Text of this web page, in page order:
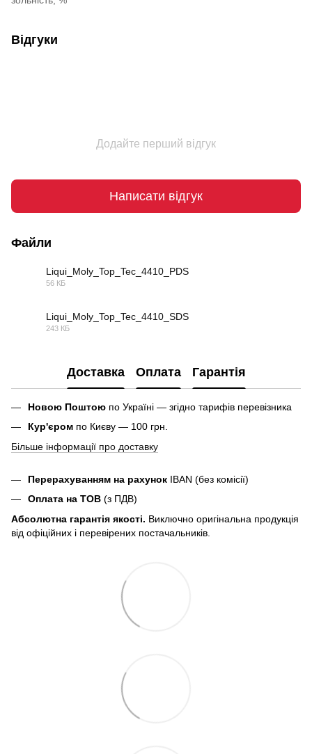
Відгуки
Додайте перший відгук
Написати відгук
Файли
Liqui_Moly_Top_Tec_4410_PDS
56 КБ
Liqui_Moly_Top_Tec_4410_SDS
243 КБ
Доставка Оплата Гарантія
Новою Поштою по Україні — згідно тарифів перевізника
Кур'єром по Києву — 100 грн.
Більше інформації про доставку
Перерахуванням на рахунок IBAN (без комісії)
Оплата на ТОВ (з ПДВ)
Абсолютна гарантія якості. Виключно оригінальна продукція
від офіційних і перевірених постачальників.